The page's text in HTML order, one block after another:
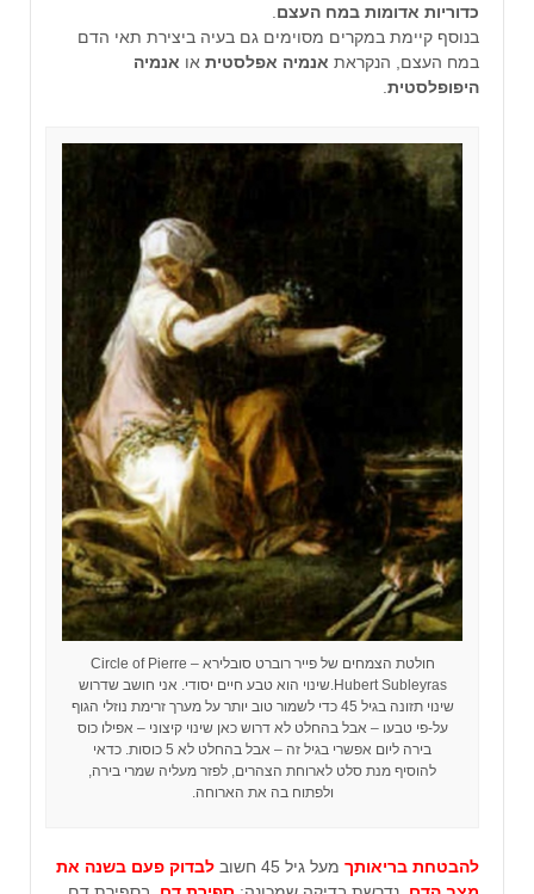
כדוריות אדומות במח העצם
בנוסף קיימת במקרים מסוימים גם בעיה ביצירת תאי הדם
במח העצם, הנקראת אנמיה אפלסטית או אנמיה
היפופלסטית
חולטת הצמחים של פייר רוברט סובלירא – Circle of Pierre
Hubert Subleyras.שינוי הוא טבע חיים יסודי. אני חושב שדרוש
שינוי תזונה בגיל 45 כדי לשמור טוב יותר על מערך זרימת נוזלי הגוף
על-פי טבעו – אבל בהחלט לא דרוש כאן שינוי קיצוני – אפילו כוס
בירה ליום אפשרי בגיל זה – אבל בהחלט לא 5 כוסות. כדאי
להוסיף מנת סלט לארוחת הצהרים, לפזר מעליה שמרי בירה,
ולפתוח בה את הארוחה.
להבטחת בריאותך מעל גיל 45 חשוב
לבדוק פעם בשנה את